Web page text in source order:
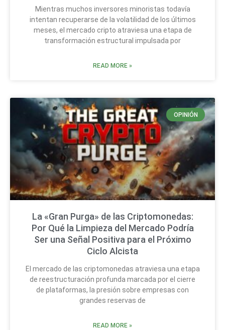
Mientras muchos inversores minoristas todavía
intentan recuperarse de la volatilidad de los últimos
meses, el mercado cripto atraviesa una etapa de
transformación estructural impulsada por
READ MORE »
OPINIÓN
La «Gran Purga» de las Criptomonedas:
Por Qué la Limpieza del Mercado Podría
Ser una Señal Positiva para el Próximo
Ciclo Alcista
El mercado de las criptomonedas atraviesa una etapa
de reestructuración profunda marcada por el cierre
de plataformas, la presión sobre empresas con
grandes reservas de
READ MORE »